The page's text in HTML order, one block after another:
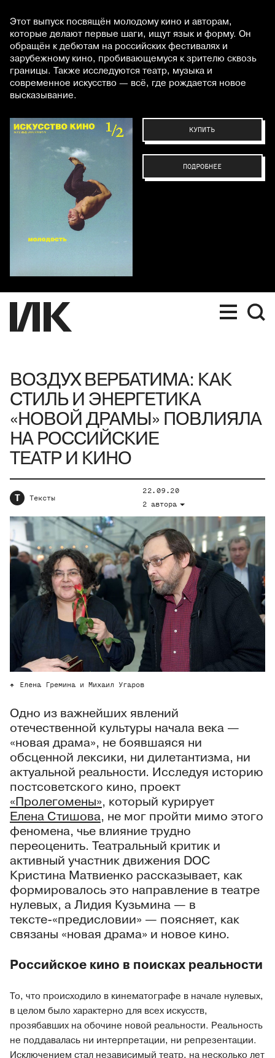
Этот выпуск посвящён молодому кино и авторам,
которые делают первые шаги, ищут язык и форму. Он
обращён к дебютам на российских фестивалях и
зарубежному кино, пробивающемуся к зрителю сквозь
границы. Также исследуются театр, музыка и
современное искусство — всё, где рождается новое
высказывание.
КУПИТЬ
ПОДРОБНЕЕ
ВОЗДУХ ВЕРБАТИМА: КАК
СТИЛЬ И ЭНЕРГЕТИКА
«НОВОЙ ДРАМЫ» ПОВЛИЯЛА
НА РОССИЙСКИЕ
ТЕАТР И КИНО
Т Тексты
22.09.20
2 автора
Елена Гремина и Михаил Угаров
Одно из важнейших явлений
отечественной культуры начала века —
«новая драма», не боявшаяся ни
обсценной лексики, ни дилетантизма, ни
актуальной реальности. Исследуя историю
постсоветского кино, проект
«Пролегомены», который курирует
Елена Стишова, не мог пройти мимо этого
феномена, чье влияние трудно
переоценить. Театральный критик и
активный участник движения DOC
Кристина Матвиенко рассказывает, как
формировалось это направление в театре
нулевых, а Лидия Кузьмина — в
тексте-«предисловии» — поясняет, как
связаны «новая драма» и новое кино.
Российское кино в поисках реальности
То, что происходило в кинематографе в начале нулевых,
в целом было характерно для всех искусств,
прозябавших на обочине новой реальности. Реальность
не поддавалась ни интерпретации, ни репрезентации.
Исключением стал независимый театр, на несколько лет